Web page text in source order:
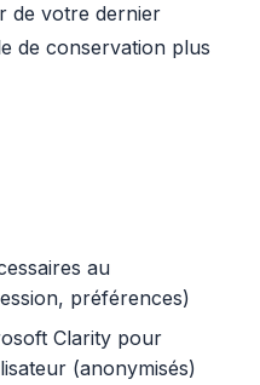
de votre dernier
de conservation plus
au
préférences)
Clarity pour
(anonymisés)